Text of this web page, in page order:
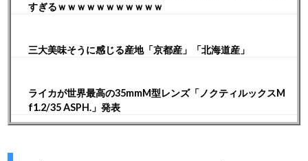
すぎるｗｗｗｗｗｗｗｗｗｗｗ
三大美味そうに感じる産地「京都産」「北海道産」
ライカが世界最高の35mmM型レンズ「ノクティルックスM
f1.2/35 ASPH.」発表